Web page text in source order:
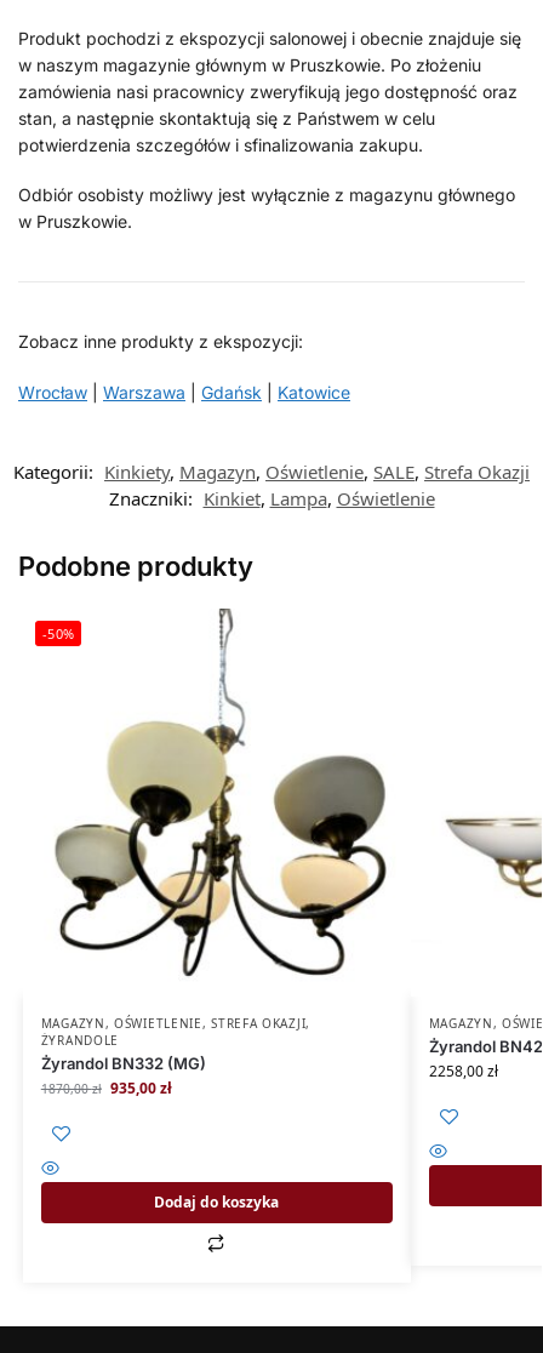
Produkt pochodzi z ekspozycji salonowej i obecnie znajduje się
w naszym magazynie głównym w Pruszkowie. Po złożeniu
zamówienia nasi pracownicy zweryfikują jego dostępność oraz
stan, a następnie skontaktują się z Państwem w celu
potwierdzenia szczegółów i sfinalizowania zakupu.
Odbiór osobisty możliwy jest wyłącznie z magazynu głównego
w Pruszkowie.
Zobacz inne produkty z ekspozycji:
Wrocław Warszawa Gdańsk Katowice
Kategorii: Kinkiety, Magazyn, Oświetlenie, SALE, Strefa Okazji
Znaczniki: Kinkiet, Lampa, Oświetlenie
Podobne produkty
-50%
MAGAZYN,OŚWIETLENIE,STREFA OKAZJI,
ŻYRANDOLE
Żyrandol BN332 (MG)
1870,00zł 935,00zł
Dodaj do koszyka
MAGAZYN,
Żyrandol
2258,00zł